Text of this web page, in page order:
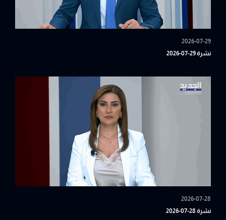
2026-07-29
نشرة 29-07-2026
2026-07-28
نشرة 28-07-2026